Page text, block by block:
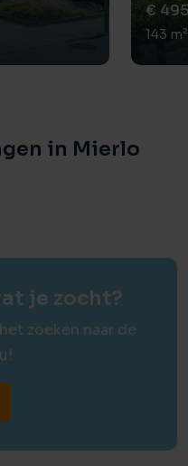
€
143 m²
in Mierlo
je zocht?
zoeken naar de